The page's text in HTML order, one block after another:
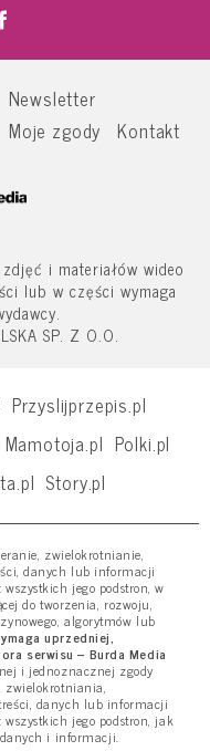
Newsletter
Moje zgody Kontakt
i materiałów wideo
lub w części wymaga
SP. Z O.O.
Przyslijprzepis.pl
Mamotoja.pl Polki.pl
Story.pl
zwielokrotnianie,
danych lub informacji
jego podstron, w
do tworzenia, rozwoju,
algorytmów lub
uprzedniej,
serwisu – Burda Media
i jednoznacznej zgody
zwielokrotniania,
danych lub informacji
jego podstron, jak
i informacji.